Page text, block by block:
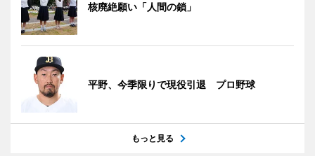
核廃絶願い「人間の鎖」
平野、今季限りで現役引退 プロ野球
もっと見る